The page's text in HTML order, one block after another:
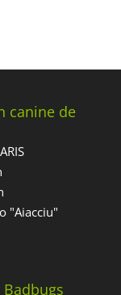
canine de
"Aiacciu"